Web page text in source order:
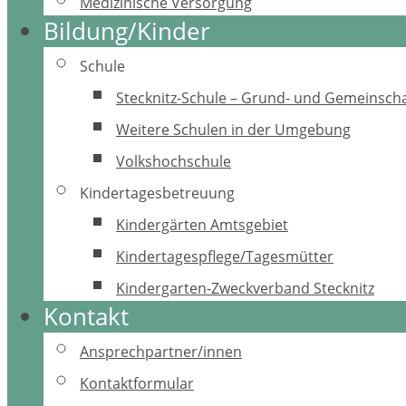
Bildung/Kinder
Schule
Stecknitz-Schule – Grund- und
Weitere Schulen in der Umgebung
Volkshochschule
Kindertagesbetreuung
Kindergärten Amtsgebiet
Kindertagespflege/Tagesmütter
Kindergarten-Zweckverband Stecknitz
Kontakt
Ansprechpartner/innen
Kontaktformular